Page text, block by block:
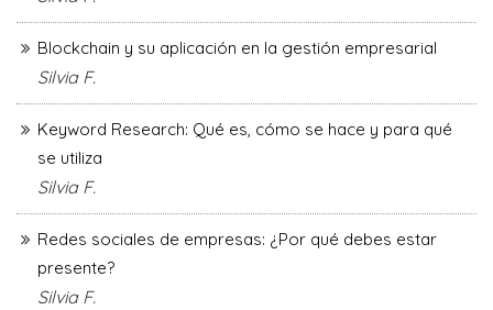
Blockchain y su aplicación en la gestión empresarial
Silvia F.
Keyword Research: Qué es, cómo se hace y para qué
se utiliza
Silvia F.
Redes sociales de empresas: ¿Por qué debes estar
presente?
Silvia F.